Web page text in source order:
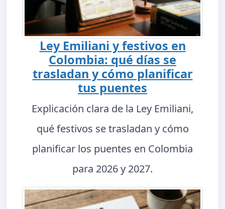
Ley Emiliani y festivos en
Colombia: qué días se
trasladan y cómo planificar
tus puentes
Explicación clara de la Ley Emiliani,
qué festivos se trasladan y cómo
planificar los puentes en Colombia
para 2026 y 2027.